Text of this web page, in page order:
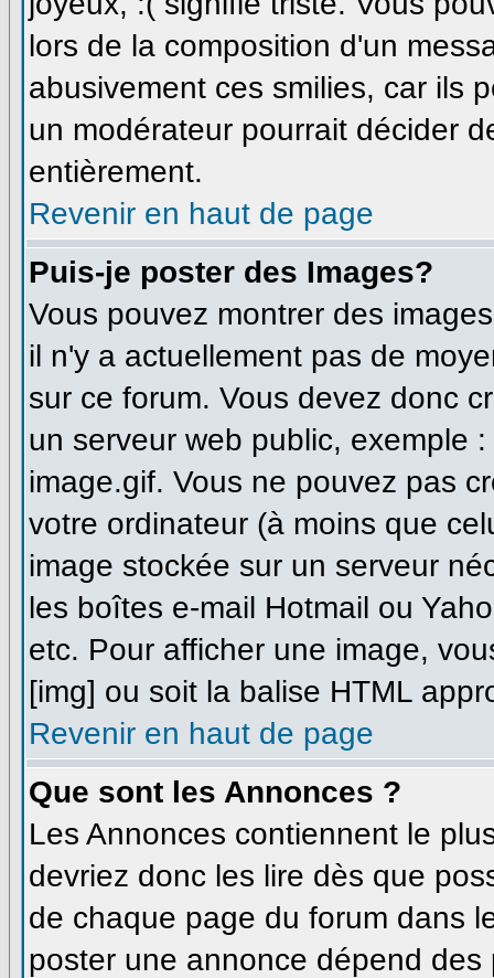
lors de la composition d'un
abusivement ces smilies, car ils
un modérateur pourrait décider
entièrement.
Revenir en haut de page
Puis-je poster des Images?
Vous pouvez montrer des
il n'y a actuellement pas de
sur ce forum. Vous devez donc
un serveur web public, exemple
image.gif. Vous ne pouvez pas
votre ordinateur (à moins que
image stockée sur un serveur
les boîtes e-mail Hotmail ou
etc. Pour afficher une image,
[img] ou soit la balise HTML
Revenir en haut de page
Que sont les Annonces ?
Les Annonces contiennent le
devriez donc les lire dès que
de chaque page du forum dans
poster une annonce dépend